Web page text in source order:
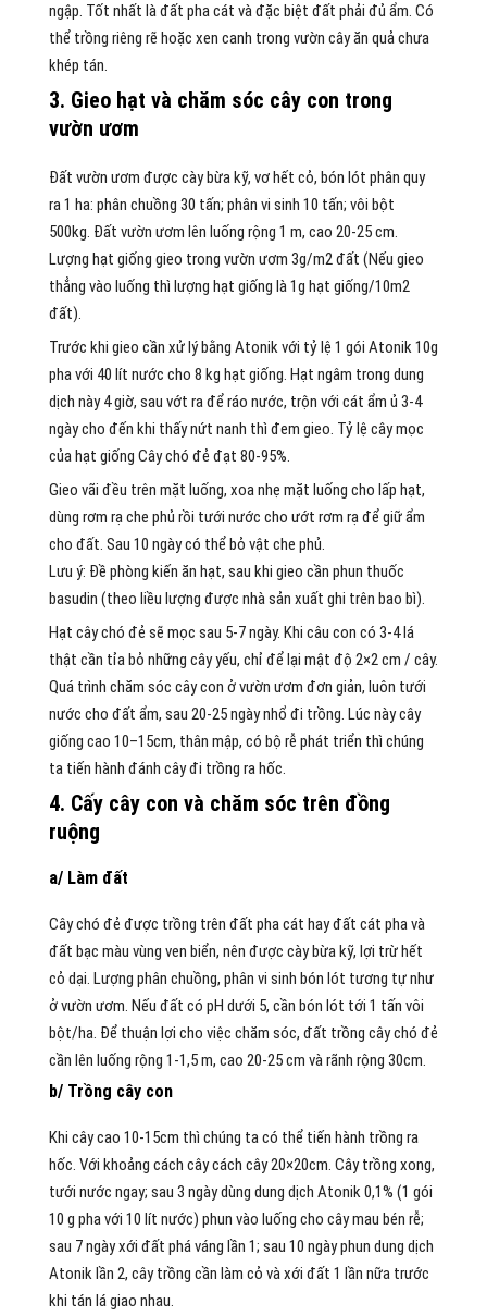
ngập. Tốt nhất là đất pha cát và đặc biệt đất phải đủ ẩm. Có
thể trồng riêng rẽ hoặc xen canh trong vườn cây ăn quả chưa
khép tán.
3. Gieo hạt và chăm sóc cây con trong
vườn ươm
Đất vườn ươm được cày bừa kỹ, vơ hết cỏ, bón lót phân quy
ra 1 ha: phân chuồng 30 tấn; phân vi sinh 10 tấn; vôi bột
500kg. Đất vườn ươm lên luống rộng 1 m, cao 20-25 cm.
Lượng hạt giống gieo trong vườn ươm 3g/m2 đất (Nếu gieo
thẳng vào luống thì lượng hạt giống là 1g hạt giống/10m2
đất).
Trước khi gieo cần xử lý bằng Atonik với tỷ lệ 1 gói Atonik 10g
pha với 40 lít nước cho 8 kg hạt giống. Hạt ngâm trong dung
dịch này 4 giờ, sau vớt ra để ráo nước, trộn với cát ẩm ủ 3-4
ngày cho đến khi thấy nứt nanh thì đem gieo. Tỷ lệ cây mọc
của hạt giống Cây chó đẻ đạt 80-95%.
Gieo vãi đều trên mặt luống, xoa nhẹ mặt luống cho lấp hạt,
dùng rơm rạ che phủ rồi tưới nước cho ướt rơm rạ để giữ ẩm
cho đất. Sau 10 ngày có thể bỏ vật che phủ.
Lưu ý: Đề phòng kiến ăn hạt, sau khi gieo cần phun thuốc
basudin (theo liều lượng được nhà sản xuất ghi trên bao bì).
Hạt cây chó đẻ sẽ mọc sau 5-7 ngày. Khi câu con có 3-4 lá
thật cần tỉa bỏ những cây yếu, chỉ để lại mật độ 2×2 cm / cây.
Quá trình chăm sóc cây con ở vườn ươm đơn giản, luôn tưới
nước cho đất ẩm, sau 20-25 ngày nhổ đi trồng. Lúc này cây
giống cao 10–15cm, thân mập, có bộ rễ phát triển thì chúng
ta tiến hành đánh cây đi trồng ra hốc.
4. Cấy cây con và chăm sóc trên đồng
ruộng
a/ Làm đất
Cây chó đẻ được trồng trên đất pha cát hay đất cát pha và
đất bạc màu vùng ven biển, nên được cày bừa kỹ, lợi trừ hết
cỏ dại. Lượng phân chuồng, phân vi sinh bón lót tương tự như
ở vườn ươm. Nếu đất có pH dưới 5, cần bón lót tới 1 tấn vôi
bột/ha. Để thuận lợi cho việc chăm sóc, đất trồng cây chó đẻ
cần lên luống rộng 1-1,5 m, cao 20-25 cm và rãnh rộng 30cm.
b/ Trồng cây con
Khi cây cao 10-15cm thì chúng ta có thể tiến hành trồng ra
hốc. Với khoảng cách cây cách cây 20×20cm. Cây trồng xong,
tưới nước ngay; sau 3 ngày dùng dung dịch Atonik 0,1% (1 gói
10 g pha với 10 lít nước) phun vào luống cho cây mau bén rễ;
sau 7 ngày xới đất phá váng lần 1; sau 10 ngày phun dung dịch
Atonik lần 2, cây trồng cần làm cỏ và xới đất 1 lần nữa trước
khi tán lá giao nhau.